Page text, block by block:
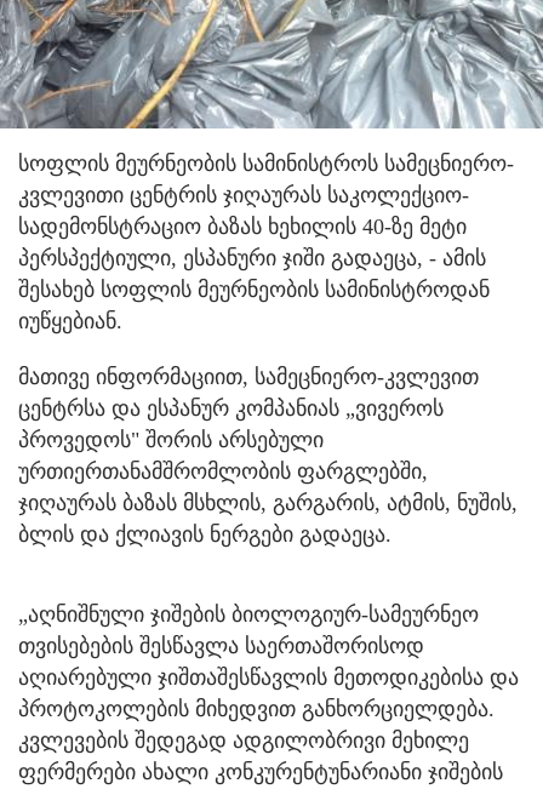
სოფლის მეურნეობის სამინისტროს სამეცნიერო-
კვლევითი ცენტრის ჯიღაურას საკოლექციო-
სადემონსტრაციო ბაზას ხეხილის 40-ზე მეტი
პერსპექტიული, ესპანური ჯიში გადაეცა, - ამის
შესახებ სოფლის მეურნეობის სამინისტროდან
იუწყებიან.
მათივე ინფორმაციით, სამეცნიერო-კვლევით
ცენტრსა და ესპანურ კომპანიას „ვივეროს
პროვედოს" შორის არსებული
ურთიერთანამშრომლობის ფარგლებში,
ჯიღაურას ბაზას მსხლის, გარგარის, ატმის, ნუშის,
ბლის და ქლიავის ნერგები გადაეცა.
„აღნიშნული ჯიშების ბიოლოგიურ-სამეურნეო
თვისებების შესწავლა საერთაშორისოდ
აღიარებული ჯიშთაშესწავლის მეთოდიკებისა და
პროტოკოლების მიხედვით განხორციელდება.
კვლევების შედეგად ადგილობრივი მეხილე
ფერმერები ახალი კონკურენტუნარიანი ჯიშების